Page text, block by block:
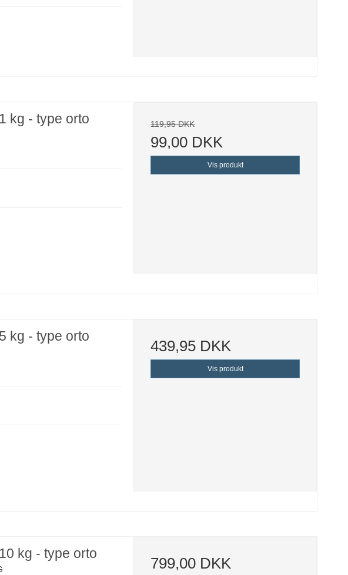
kg - type orto 119,95 DKK
99,00 DKK
Vis produkt
kg - type orto
439,95 DKK
Vis produkt
kg - type orto
799,00 DKK